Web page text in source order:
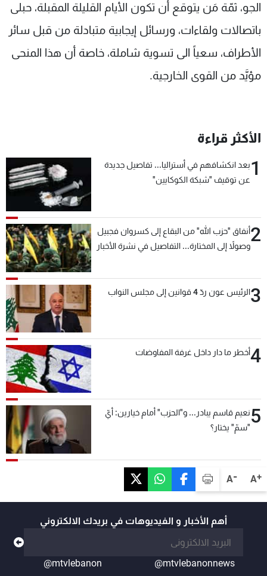
A+
A-
الجو، ثمّة مَن يتوقع أن تكون الأيام القليلة المقبلة، حبلى
باتصالات ولقاءات، ورسائل إيجابية متبادلة من قبل سائر
الأطراف، سعياً الى تسوية شاملة، خاصة أن هذا المنحى
مؤيَّد من القوى الخارجية.
الأكثر قراءة
1بعد انكشافهم في أستراليا... تفاصيل جديدة
عن توقيف "شبكة الكوكايين"
2أنفاق "حزب الله" من البقاع إلى كسروان فجبيل
وصولاً إلى المختارة... التفاصيل في نشرة الأخبار
3الرئيس عون ردّ 4 قوانين إلى مجلس النواب
4أخطر ما دار داخل غرفة المفاوضات
5نعيم قاسم يبادر... و"الحزب" أمام خيارين: أيّ
"سمّ" يختار؟
أهم الأخبار و الفيديوهات في بريدك الالكتروني
@mtvlebanonnews
@mtvlebanon